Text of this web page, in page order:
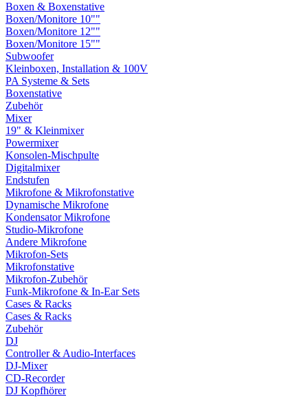
Boxen & Boxenstative
Boxen/Monitore 10""
Boxen/Monitore 12""
Boxen/Monitore 15""
Subwoofer
Kleinboxen, Installation & 100V
PA Systeme & Sets
Boxenstative
Zubehör
Mixer
19" & Kleinmixer
Powermixer
Konsolen-Mischpulte
Digitalmixer
Endstufen
Mikrofone & Mikrofonstative
Dynamische Mikrofone
Kondensator Mikrofone
Studio-Mikrofone
Andere Mikrofone
Mikrofon-Sets
Mikrofonstative
Mikrofon-Zubehör
Funk-Mikrofone & In-Ear Sets
Cases & Racks
Cases & Racks
Zubehör
DJ
Controller & Audio-Interfaces
DJ-Mixer
CD-Recorder
DJ Kopfhörer